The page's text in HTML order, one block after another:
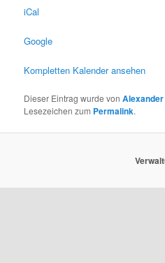
iCal
Google
Kompletten Kalender ansehen
Dieser Eintrag wurde von
Lesezeichen zum Permalink.